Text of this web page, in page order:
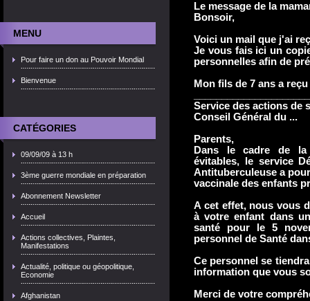
MENU
Pour faire un don au Pouvoir Mondial
Bienvenue
CATÉGORIES
09/09/09 à 13 h
3ème guerre mondiale en préparation
Abonnement Newsletter
Accueil
Actions collectives, Plaintes,
Manifestations
Actualité, politique ou géopolitique,
Economie
Afghanistan
Le message de la
Bonsoir,
Voici un mail que j'ai
Je vous fais ici un
personnelles afin de
Mon fils de 7 ans a
Service des actions de
Conseil Général du ...
Parents,
Dans le cadre de la
évitables, le service
Antituberculeuse a
vaccinale des enfants
A cet effet, nous vous
à votre enfant dans
santé pour le 5
personnel de Santé
Ce personnel se
information que vous
Merci de votre